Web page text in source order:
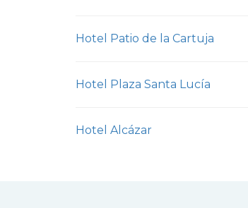
Hotel Patio de la Cartuja
Hotel Plaza Santa Lucía
Hotel Alcázar